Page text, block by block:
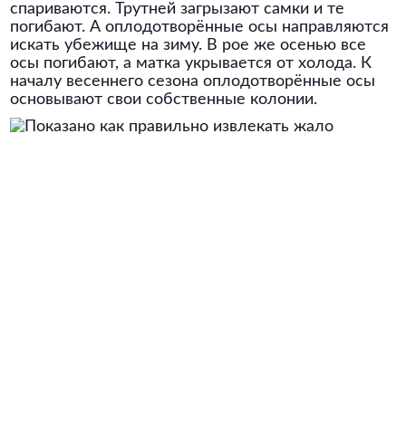
спариваются. Трутней загрызают самки и те
погибают. А оплодотворённые осы направляются
искать убежище на зиму. В рое же осенью все
осы погибают, а матка укрывается от холода. К
началу весеннего сезона оплодотворённые осы
основывают свои собственные колонии.